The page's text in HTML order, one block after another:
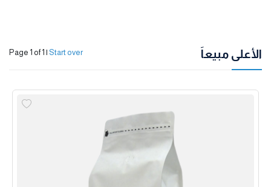
الأعلى مبيعاً Page 1 of 1 | Start over